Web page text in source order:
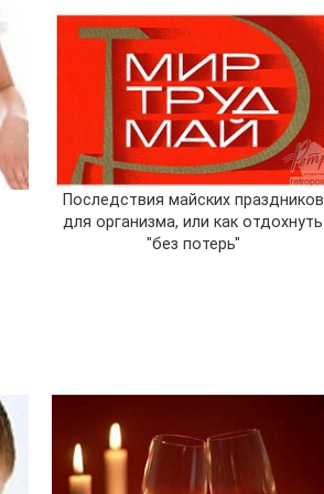
Последствия майских праздников
для организма, или как отдохнуть
"без потерь"